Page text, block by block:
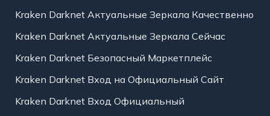
Kraken Darknet Актуальные Зеркала Качественно
Kraken Darknet Актуальные Зеркала Сейчас
Kraken Darknet Безопасный Маркетплейс
Kraken Darknet Вход на Официальный Сайт
Kraken Darknet Вход Официальный